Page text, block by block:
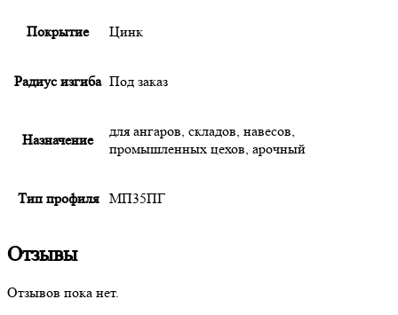
Покрытие Цинк
Радиус изгиба Под заказ
Назначение
для ангаров, складов, навесов,
промышленных цехов, арочный
Тип профиля МП35ПГ
Отзывы
Отзывов пока нет.